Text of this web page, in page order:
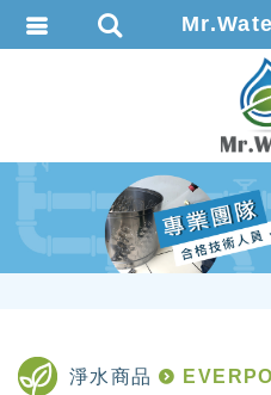
淨水商品
會
會
忘
訂
追蹤清單
繁